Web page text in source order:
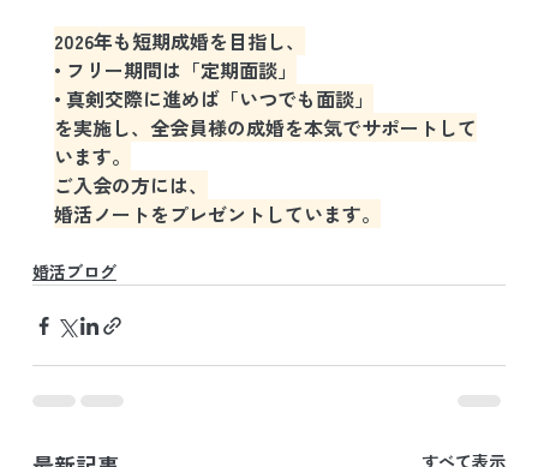
2026年も短期成婚を目指し、
• フリー期間は「定期面談」
• 真剣交際に進めば「いつでも面談」
を実施し、全会員様の成婚を本気でサポートして
います。
ご入会の方には、
婚活ノートをプレゼントしています。
婚活ブログ
すべて表示